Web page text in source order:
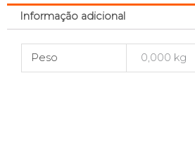
Informação adicional
Peso 0,000 kg